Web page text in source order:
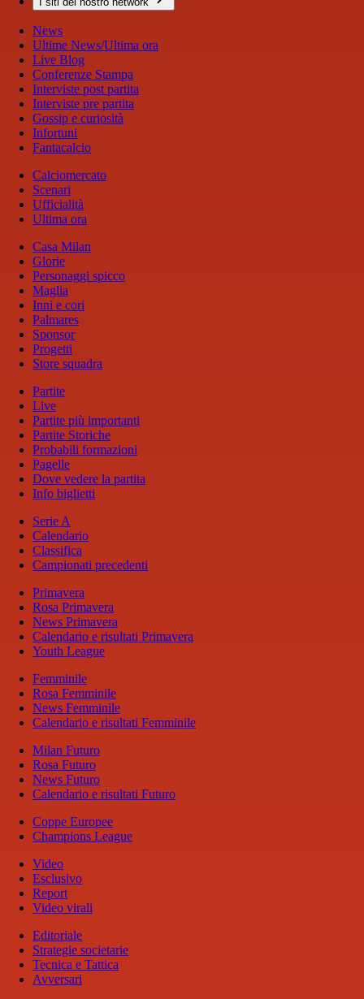
News
Ultime News/Ultima ora
Live Blog
Conferenze Stampa
Interviste post partita
Interviste pre partita
Gossip e curiosità
Infortuni
Fantacalcio
Calciomercato
Scenari
Ufficialità
Ultima ora
Casa Milan
Glorie
Personaggi spicco
Maglia
Inni e cori
Palmares
Sponsor
Progetti
Store squadra
Partite
Live
Partite più importanti
Partite Storiche
Probabili formazioni
Pagelle
Dove vedere la partita
Info biglietti
Serie A
Calendario
Classifica
Campionati precedenti
Primavera
Rosa Primavera
News Primavera
Calendario e risultati Primavera
Youth League
Femminile
Rosa Femminile
News Femminile
Calendario e risultati Femminile
Milan Futuro
Rosa Futuro
News Futuro
Calendario e risultati Futuro
Coppe Europee
Champions League
Video
Esclusivo
Report
Video virali
Editoriale
Strategie societarie
Tecnica e Tattica
Avversari